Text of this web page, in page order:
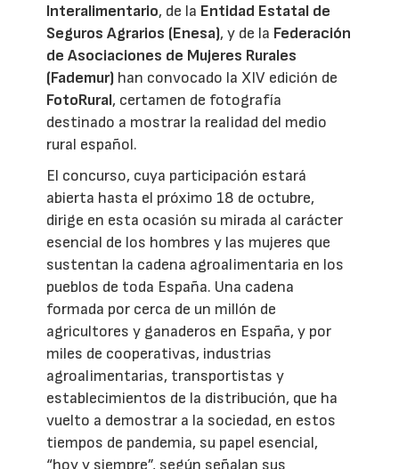
Interalimentario, de la Entidad Estatal de
Seguros Agrarios (Enesa), y de la Federación
de Asociaciones de Mujeres Rurales
(Fademur) han convocado la XIV edición de
FotoRural, certamen de fotografía
destinado a mostrar la realidad del medio
rural español.
El concurso, cuya participación estará
abierta hasta el próximo 18 de octubre,
dirige en esta ocasión su mirada al carácter
esencial de los hombres y las mujeres que
sustentan la cadena agroalimentaria en los
pueblos de toda España. Una cadena
formada por cerca de un millón de
agricultores y ganaderos en España, y por
miles de cooperativas, industrias
agroalimentarias, transportistas y
establecimientos de la distribución, que ha
vuelto a demostrar a la sociedad, en estos
tiempos de pandemia, su papel esencial,